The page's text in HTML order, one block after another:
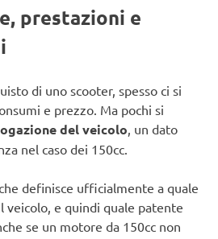
prestazioni e
di uno scooter, spesso ci si
e prezzo. Ma pochi si
del veicolo, un dato
nel caso dei 150cc.
definisce ufficialmente a quale
veicolo, e quindi quale patente
se un motore da 150cc non